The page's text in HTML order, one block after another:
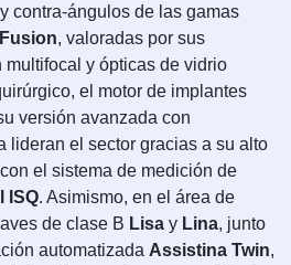
contra-ángulos de las gamas
, valoradas por sus
y ópticas de vidrio
el motor de implantes
versión avanzada con
lideran el sector gracias a su alto
el sistema de medición de
ISQ. Asimismo, en el área de
de clase B Lisa y Lina, junto
automatizada Assistina Twin,